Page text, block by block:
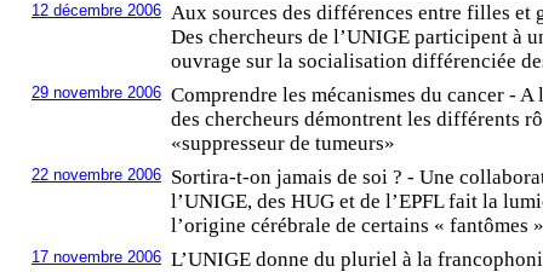
12 décembre 2006 Aux sources des différences entre filles et
Des chercheurs de l’UNIGE participent à
ouvrage sur la socialisation différenciée
29 novembre 2006 Comprendre les mécanismes du cancer - A
des chercheurs démontrent les différents
«suppresseur de tumeurs»
22 novembre 2006 Sortira-t-on jamais de soi ? - Une
l’UNIGE, des HUG et de l’EPFL fait la
l’origine cérébrale de certains « fantômes »
17 novembre 2006 L’UNIGE donne du pluriel à la